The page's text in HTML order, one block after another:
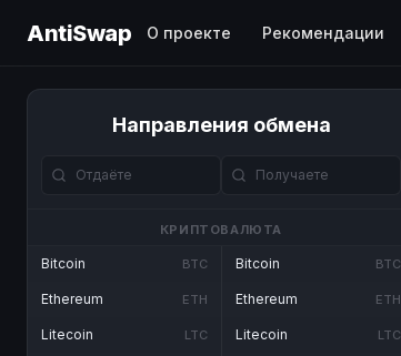
AntiSwap О проекте Рекомендации
Направления обмена
КРИПТОВАЛЮТА
Bitcoin BTC
Ethereum ETH
Litecoin LTC
Bitcoin BTC
Ethereum ETH
Litecoin LTC